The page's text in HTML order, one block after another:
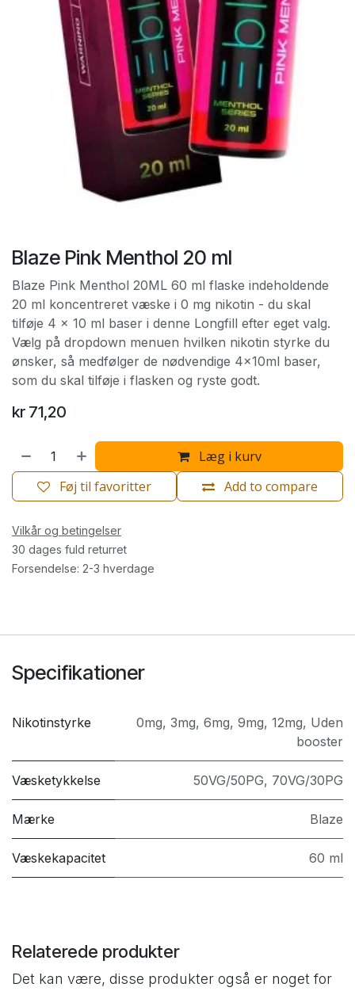
Blaze Pink Menthol 20 ml
Blaze Pink Menthol 20ML 60 ml flaske indeholdende
20 ml koncentreret væske i 0 mg nikotin - du skal
tilføje 4 x 10 ml baser i denne Longfill efter eget valg.
Vælg på dropdown menuen hvilken nikotin styrke du
ønsker, så medfølger de nødvendige 4x10ml baser,
som du skal tilføje i flasken og ryste godt.
kr 71,20
Læg i kurv
Add to compare
Føj til favoritter
Vilkår og betingelser
30 dages fuld returret
Forsendelse: 2-3 hverdage
Specifikationer
Nikotinstyrke 0mg, 3mg, 6mg, 9mg, 12mg, Uden
booster
Væsketykkelse 50VG/50PG, 70VG/30PG
Mærke Blaze
Væskekapacitet 60 ml
Relaterede produkter
Det kan være, disse produkter også er noget for